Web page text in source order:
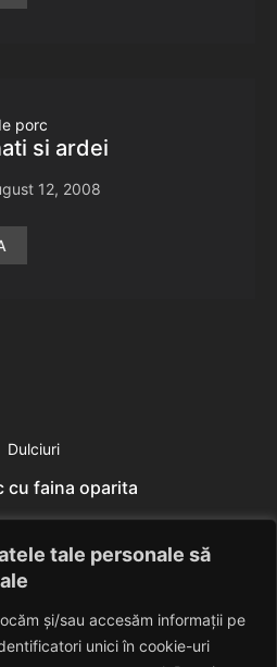
tale personale să
și/sau accesăm informații pe
unici în cookie-uri
porc
si ardei
12, 2008
Dulciuri
cu faina oparita
July 18, 2014